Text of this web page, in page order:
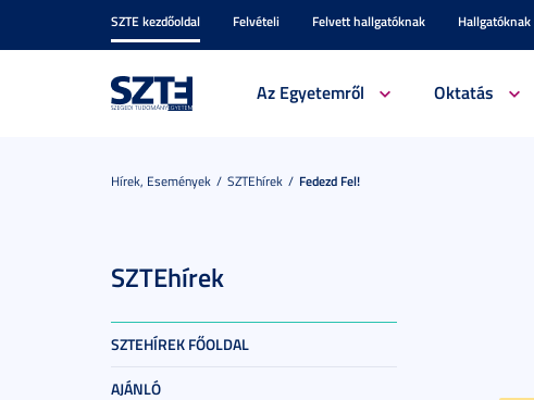
SZTE kezdőoldal Felvételi Felvett hallgatóknak Hallgatóknak
Az Egyetemről Oktatás
Hírek, Események SZTEhírek Fedezd Fel!
SZTEhírek
SZTEHÍREK FŐOLDAL
AJÁNLÓ